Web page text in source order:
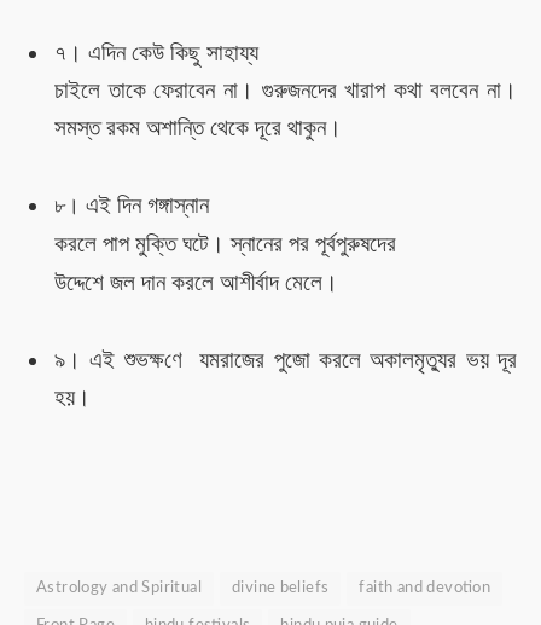
৭। এদিনকেউ কিছু সাহায্য
চাইলে তাকে ফেরাবেন না। গুরুজনদের খারাপ কথা বলবেন না।
সমস্ত রকম অশান্তি থেকে দূরে থাকুন।
৮। এই দিন গঙ্গাস্নান
করলে পাপ মুক্তিঘটে। স্নানের পর পূর্বপুরুষদের
উদ্দেশে জল দানকরলে আশীর্বাদ মেলে।
৯। এই শুভক্ষণে যমরাজের পুজো করলে অকালমৃত্যুর ভয়দূর
হয়।
Astrology and Spiritual divine beliefs faith and devotion